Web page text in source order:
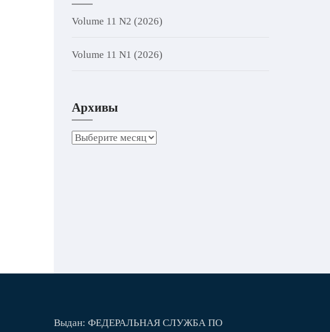
Volume 11 N2 (2026)
Volume 11 N1 (2026)
Архивы
Архивы
Выдан: ФЕДЕРАЛЬНАЯ СЛУЖБА ПО